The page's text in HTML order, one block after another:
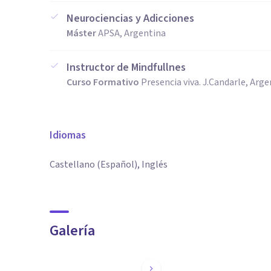
Neurociencias y Adicciones
MásterAPSA, Argentina
Instructor de Mindfullnes
Curso Formativo Presencia viva. J.Candarle,
Idiomas
Castellano (Español), Inglés
Galería